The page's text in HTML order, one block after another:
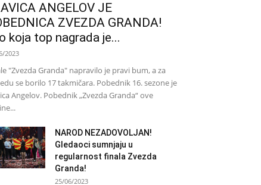
ANGELOV JE
ZVEZDA GRANDA!
koja top nagrada je...
2023
"Zvezda Granda" napravilo je pravi bum, a za
se borilo 17 takmičara. Pobednik 16. sezone je
Angelov. Pobednik „Zvezda Granda“ ove
NAROD NEZADOVOLJAN!
Gledaoci sumnjaju u
regularnost finala Zvezda
Granda!
25/06/2023